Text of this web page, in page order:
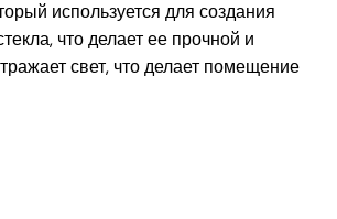
используется для создания
что делает ее прочной и
свет, что делает помещение